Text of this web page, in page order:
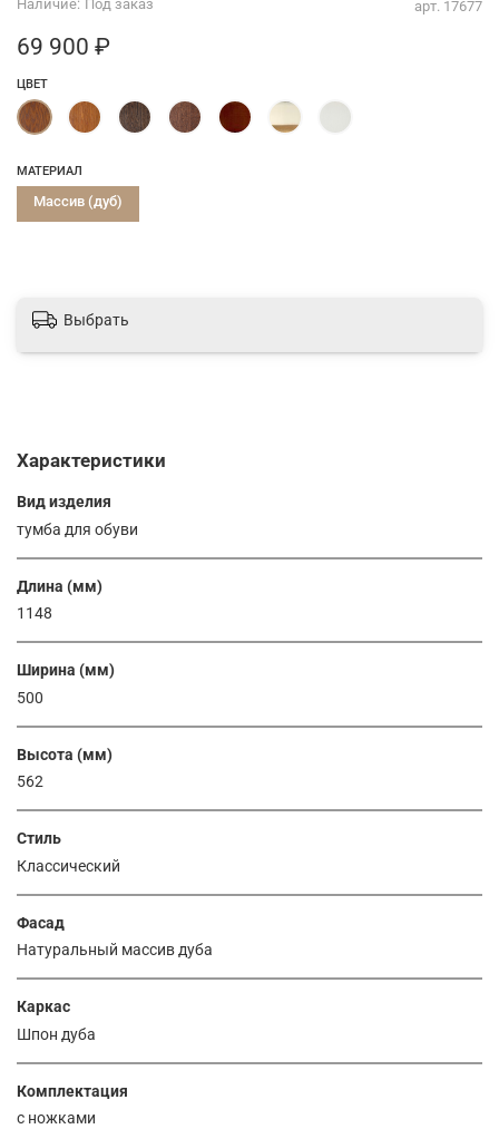
арт. 17677
Наличие: Под заказ
69 900 ₽
ЦВЕТ
МАТЕРИАЛ
Массив (дуб)
Выбрать
Характеристики
Вид изделия
тумба для обуви
Длина (мм)
1148
Ширина (мм)
500
Высота (мм)
562
Стиль
Классический
Фасад
Натуральный массив дуба
Каркас
Шпон дуба
Комплектация
с ножками